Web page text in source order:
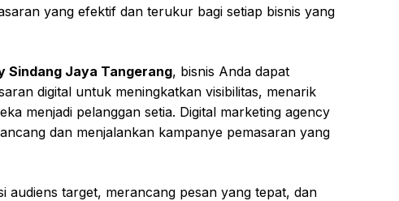
yang efektif dan terukur bagi setiap bisnis yang
Sindang Jaya Tangerang, bisnis Anda dapat
digital untuk meningkatkan visibilitas, menarik
menjadi pelanggan setia. Digital marketing agency
dan menjalankan kampanye pemasaran yang
audiens target, merancang pesan yang tepat, dan